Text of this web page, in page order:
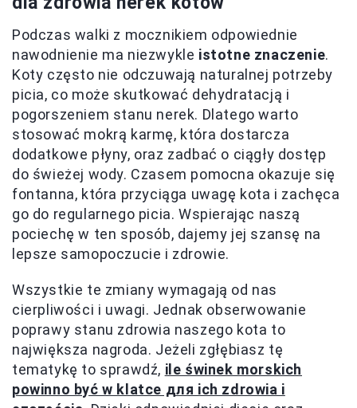
Podczas walki z mocznikiem odpowiednie
nawodnienie ma niezwykle istotne znaczenie.
Koty często nie odczuwają naturalnej potrzeby
picia, co może skutkować dehydratacją i
pogorszeniem stanu nerek. Dlatego warto
stosować mokrą karmę, która dostarcza
dodatkowe płyny, oraz zadbać o ciągły dostęp
do świeżej wody. Czasem pomocna okazuje się
fontanna, która przyciąga uwagę kota i zachęca
go do regularnego picia. Wspierając naszą
pociechę w ten sposób, dajemy jej szansę na
lepsze samopoczucie i zdrowie.
Wszystkie te zmiany wymagają od nas
cierpliwości i uwagi. Jednak obserwowanie
poprawy stanu zdrowia naszego kota to
największa nagroda. Jeżeli zgłębiasz tę
tematykę to sprawdź, ile świnek morskich
powinno być w klatce для ich zdrowia i